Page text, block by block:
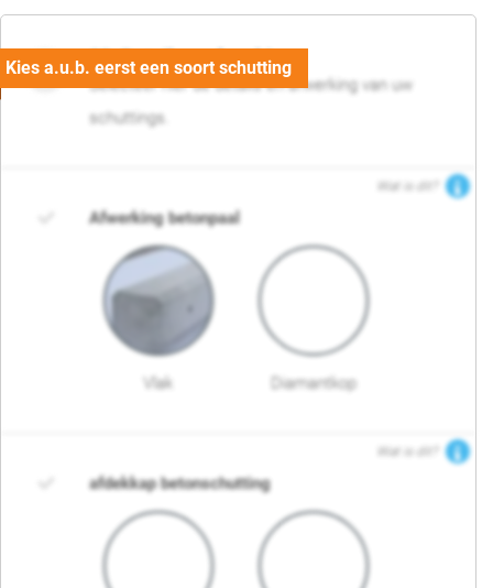
03. Detail en afwerking
Selecteer hier de details en afwerking van uw
schuttings.
Wat is dit?
Afwerking betonpaal
Vlak Diamantkop
Wat is dit?
afdekkap betonschutting